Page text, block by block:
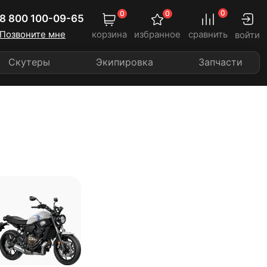
8 800 100-09-65
Позвоните мне корзина
0
избранное
0
сравнить
0
войти
Скутеры Экипировка Запчасти